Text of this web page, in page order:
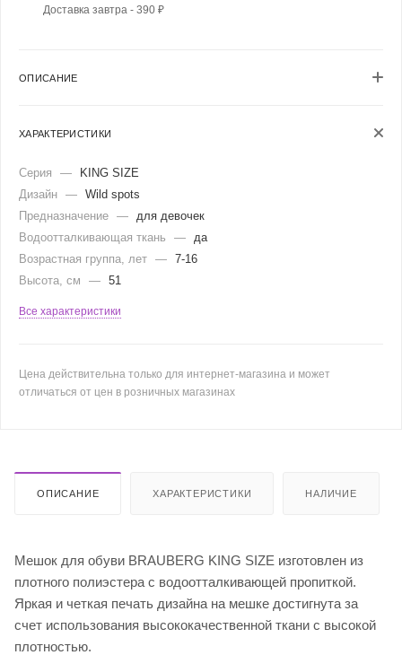
Доставка завтра - 390 ₽
ОПИСАНИЕ
ХАРАКТЕРИСТИКИ
Серия —
KING SIZE
Дизайн — Wild spots
Предназначение —
для девочек
Водоотталкивающая ткань
—
да
Возрастная группа, лет — 7-16
Высота, см
— 51
Все характеристики
Цена действительна только для интернет-магазина и может
отличаться от цен в розничных магазинах
ОПИСАНИЕ ХАРАКТЕРИСТИКИ НАЛИЧИЕ
Мешок для обуви BRAUBERG KING SIZE изготовлен из
плотного полиэстера с водоотталкивающей пропиткой.
Яркая и четкая печать дизайна на мешке достигнута за
счет использования высококачественной ткани с высокой
плотностью.